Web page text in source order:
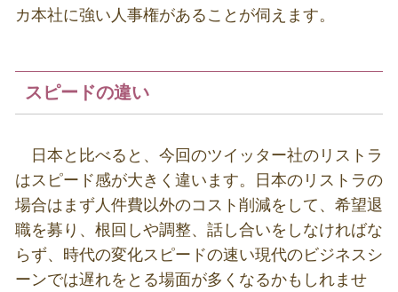
カ本社に強い人事権があることが伺えます。
スピードの違い
日本と比べると、今回のツイッター社のリストラ
はスピード感が大きく違います。日本のリストラの
場合はまず人件費以外のコスト削減をして、希望退
職を募り、根回しや調整、話し合いをしなければな
らず、時代の変化スピードの速い現代のビジネスシ
ーンでは遅れをとる場面が多くなるかもしれませ